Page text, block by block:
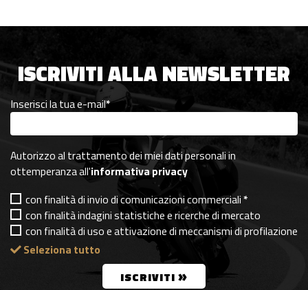
ISCRIVITI ALLA NEWSLETTER
Inserisci la tua e-mail*
Autorizzo al trattamento dei miei dati personali in
ottemperanza all'informativa privacy
con finalità di invio di comunicazioni commerciali*
con finalità indagini statistiche e ricerche di mercato
con finalità di uso e attivazione di meccanismi di profilazione
Seleziona tutto
ISCRIVITI »